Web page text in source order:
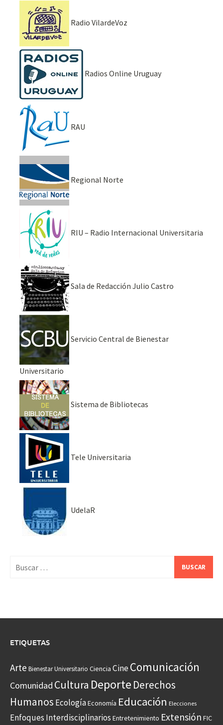
Radio VilardeVoz
Radios Online Uruguay
RAU
Regional Norte
RIU – Radio Internacional Universitaria
Sala de Redacción Julio Castro
Servicio Central de Bienestar
Universitario
Sistema de Bibliotecas
Tele Universitaria
UdelaR
ETIQUETAS
Arte Bienestar Universitario Ciencia CineComunicación
Comunidad Cultura Deporte Derechos
Humanos EcologíaEconomía Educación Elecciones
Enfoques Interdisciplinarios Entretenimiento Extensión FIC